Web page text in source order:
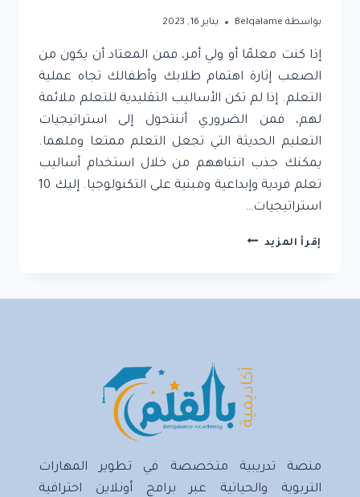
بواسطة Belqalame يناير 16, 2023
إذا كنت معلمًا أو ولي أمر، فمن المعتاد أن يكون من
الصعب إثارة اهتمام طلابك وأطفالك تجاه عملية
التعلم. إذا لم تكن الأساليب التقليدية للتعلم ملائمة
لهم، فمن الضروري أننتحول إلى استراتيجيات
التعليم الحديثة التي تجعل التعلم ممتعا وملهما.
يمكنك جذب انتباههم من خلال استخدام أساليب
تعلم فردية وإبداعية ومبنية على التكنولوجيا. إليك 10
استراتيجيات…
إقرأ المزيد 10
منصة تدريبية متخصصة في تطوير المهارات
التربوية والحياتية عبر برامج أونلاين احترافية